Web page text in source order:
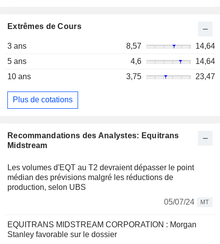
Recommandations des Analystes: Equitrans
Midstream
Les volumes d'EQT au T2 devraient dépasser le point
médian des prévisions malgré les réductions de
production, selon UBS
05/07/24
MT
EQUITRANS MIDSTREAM CORPORATION : Morgan
Stanley favorable sur le dossier
Extrêmes de Cours
3 ans 8,57
14,64
5 ans
4,6
14,64
10 ans
3,75 23,47
Plus de cotations